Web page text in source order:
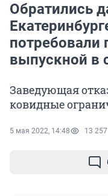
Обратились
потребовали
выпускной в
Заведующая
ковидные
5 мая 2022, 14:48 13 257